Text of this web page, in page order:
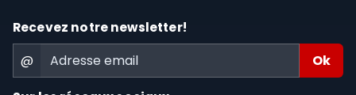
Recevez notre newsletter!
@